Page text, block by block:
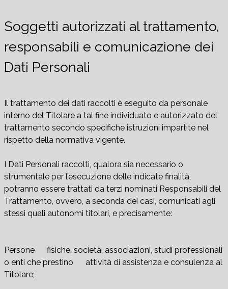
Soggetti autorizzati al trattamento,
responsabili e comunicazione dei
Dati Personali
Il trattamento dei dati raccolti è eseguito da personale
interno del Titolare a tal fine individuato e autorizzato del
trattamento secondo specifiche istruzioni impartite nel
rispetto della normativa vigente.
I Dati Personali raccolti, qualora sia necessario o
strumentale per l’esecuzione delle indicate finalità,
potranno essere trattati da terzi nominati Responsabili del
Trattamento, ovvero, a seconda dei casi, comunicati agli
stessi quali autonomi titolari, e precisamente:
Persone fisiche, società, associazioni, studi professionali
o enti che prestino attività di assistenza e consulenza al
Titolare;